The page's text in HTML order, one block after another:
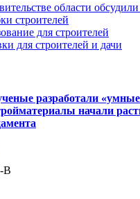
области
строителей
для строителей
для строителей и дачи
разработали
начали
В